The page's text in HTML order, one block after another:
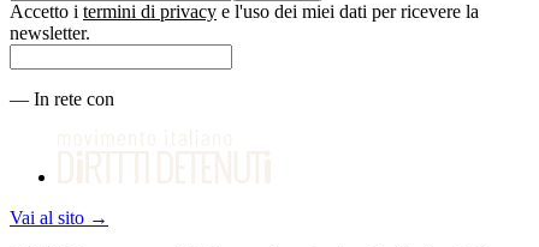
Accetto i termini di privacy e l'uso dei miei dati per ricevere la
newsletter.
— In rete con
Vai al sito →